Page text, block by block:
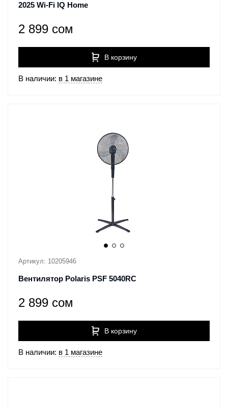
2025 Wi-Fi IQ Home
2 899 сом
В корзину
В наличии: в 1 магазине
Артикул: 10205946
Вентилятор Polaris PSF 5040RC
2 899 сом
В корзину
В наличии: в 1 магазине